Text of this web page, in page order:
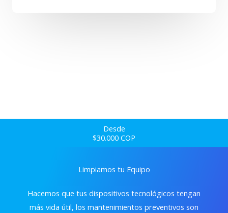
Desde
$30.000 COP
Limpiamos tu Equipo
Hacemos que tus dispositivos tecnológicos tengan
más vida útil, los mantenimientos preventivos son